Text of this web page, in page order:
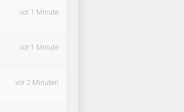
vor 1 Minute
vor 1 Minute
vor 2 Minuten